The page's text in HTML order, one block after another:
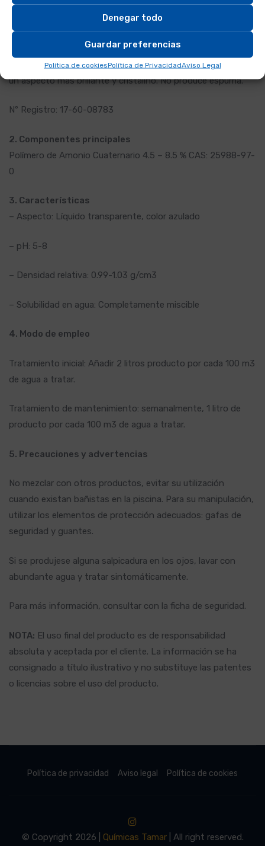
Denegar todo
Guardar preferencias
Política de cookiesPolítica de PrivacidadAviso Legal
Descripción
1. Descripción y Aplicación
Alguicida acuoso de acción rápida, capaz de evitar la
formación y desarrollo de algas en la piscina, dando al agua
un aspecto más brillante y cristalino. No produce espuma.
Nº Registro: 17-60-08783
2. Componentes principales
Polímero de Amonio Cuaternario 4.5 – 8.5 % CAS: 25988-97-
0
3. Características
– Aspecto: Líquido transparente, color azulado
– pH: 5-8
– Densidad relativa: 0.99-1.03 g/cm3
– Solubilidad en agua: Completamente miscible
4. Modo de empleo
Tratamiento inicial: Añadir 2 litros producto por cada 100 m3
de agua a tratar.
Tratamiento de mantenimiento: semanalmente, 1 litro de
producto por cada 100 m3 de agua a tratar.
5. Precauciones y advertencias
No mezclar con otros productos, evitar su utilización
cuando existan bañistas en la piscina. Para su manipulación,
utilizar los elementos de protección adecuados: gafas de
seguridad y guantes.
Si se produjese alguna salpicadura en los ojos, lavar con
abundante agua y tratar sintomáticamente.
Para más información, consultar con la ficha de seguridad.
NOTA: El uso final del producto es de responsabilidad
absoluta y aceptada por el cliente. La información se ha
consignado a título ilustrativo y no substituye las patentes
o licencias sobre el uso del producto.
Política de privacidad Aviso legal Política de cookies
© Copyright 2026 | Químicas Tamar| All right reserved.